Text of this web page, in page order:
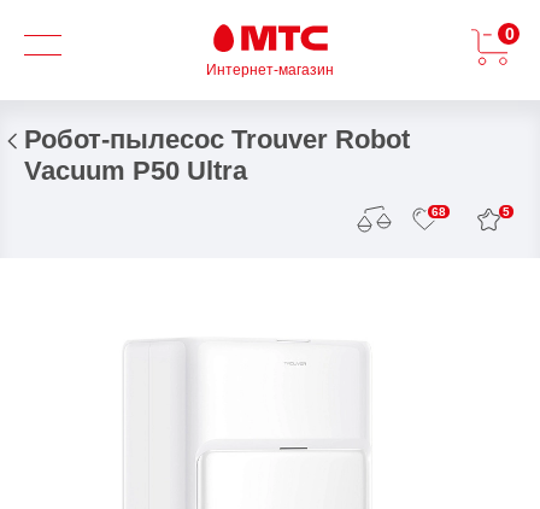
Интернет-магазин
0
Робот-пылесос Trouver Robot
Vacuum P50 Ultra
68 5